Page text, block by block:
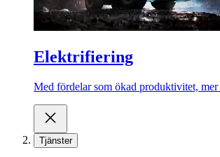
Elektrifiering
Med fördelar som ökad produktivitet,
Tjänster